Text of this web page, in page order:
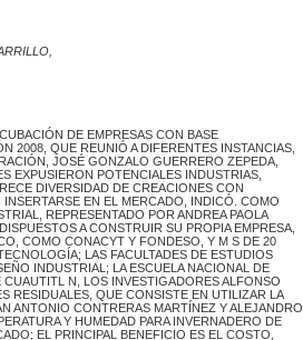
DE EMPRESAS CON BASE
2008, QUE REUNIÓ A DIFERENTES INSTANCIAS,
JOSÉ GONZALO GUERRERO ZEPEDA,
EXPUSIERON POTENCIALES INDUSTRIAS,
DIVERSIDAD DE CREACIONES CON
EN EL MERCADO, INDICÓ. COMO
REPRESENTADO POR ANDREA PAOLA
A CONSTRUIR SU PROPIA EMPRESA,
COMO CONACYT Y FONDESO, Y M S DE 20
LAS FACULTADES DE ESTUDIOS
INDUSTRIAL; LA ESCUELA NACIONAL DE
N, LOS INVESTIGADORES ALFONSO
RESIDUALES, QUE CONSISTE EN UTILIZAR LA
ANTONIO CONTRERAS MARTÍNEZ Y ALEJANDRO
Y HUMEDAD PARA INVERNADERO DE
EL PRINCIPAL BENEFICIO ES EL COSTO,